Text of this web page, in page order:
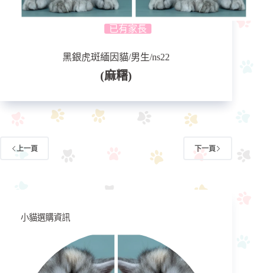
已有家長
黑銀虎斑緬因貓/男生/ns22
(麻糬)
上一頁 下一頁
小貓選購資訊